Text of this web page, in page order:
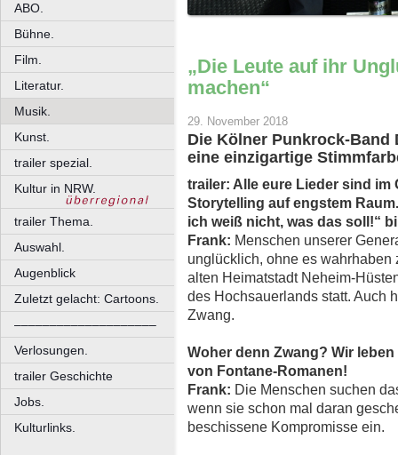
ABO.
Bühne.
Film.
Literatur.
Musik.
Kunst.
trailer spezial.
Kultur in NRW.
trailer Thema.
Auswahl.
Augenblick
Zuletzt gelacht: Cartoons.
––––––––––––––––––––
Verlosungen.
trailer Geschichte
Jobs.
Kulturlinks.
„Die Leute auf ihr
machen“
29. November 2018
Die Kölner Punkrock-Band
eine einzigartige
trailer: Alle eure Lieder sind
Storytelling auf engstem
ich weiß nicht, was das soll!“
Frank: Menschen unserer
unglücklich, ohne es
alten Heimatstadt Neheim-
des Hochsauerlands statt. Auch
Zwang.
Woher denn Zwang? Wir
von Fontane-Romanen!
Frank: Die Menschen suchen
wenn sie schon mal daran
beschissene Kompromisse ein.